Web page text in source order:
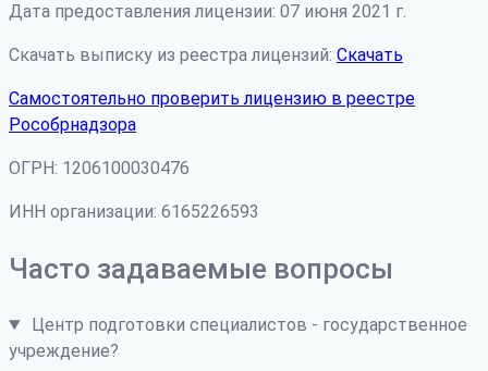
Дата предоставления лицензии: 07 июня 2021 г.
Скачать выписку из реестра лицензий: Скачать
Самостоятельно проверить лицензию в реестре
Рособрнадзора
ОГРН: 1206100030476
ИНН организации: 6165226593
Часто задаваемые вопросы
Центр подготовки специалистов - государственное
учреждение?